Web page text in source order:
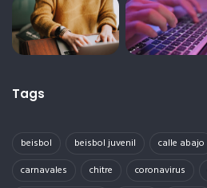
Tags
beisbol beisbol juvenil calle abajo
carnavales
chitre coronavirus